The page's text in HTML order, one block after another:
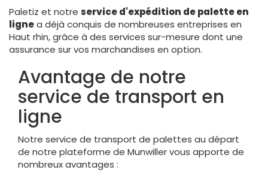
Paletiz et notre service d'expédition de palette en
lignea déjà conquis de nombreuses entreprises en
Haut rhin, grâce à des services sur-mesure dont une
assurance sur vos marchandises en option.
Avantage de notre
service de transport en
ligne
Notre service de transport de palettes au départ
de notre plateforme de Munwiller vous apporte de
nombreux avantages :